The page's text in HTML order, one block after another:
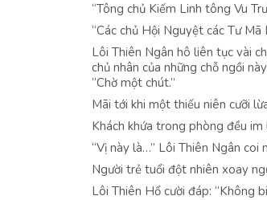
“Tông chủ Kiếm Linh tông Vu
“Các chủ Hội Nguyệt các Tư
Lôi Thiên Ngân hô liên tục vài
chủ nhân của những chỗ ngồi
“Chờ một chút.”
Mãi tới khi một thiếu niên cưỡi
Khách khứa trong phòng đều
“Vị này là…” Lôi Thiên Ngân coi
Người trẻ tuổi đột nhiên xoay
Lôi Thiên Hổ cười đáp: “Không